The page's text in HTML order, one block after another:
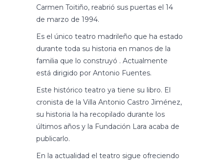
Carmen Toitiño, reabrió sus puertas el 14
de marzo de 1994.
Es el único teatro madrileño que ha estado
durante toda su historia en manos de la
familia que lo construyó . Actualmente
está dirigido por Antonio Fuentes.
Este histórico teatro ya tiene su libro. El
cronista de la Villa Antonio Castro Jiménez,
su historia la ha recopilado durante los
últimos años y la Fundación Lara acaba de
publicarlo.
En la actualidad el teatro sigue ofreciendo